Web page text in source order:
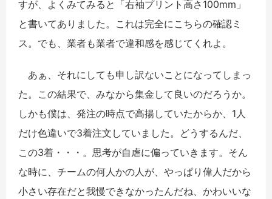
すが、よくみてみると「右袖プリント高さ100mm」
と書いてありました。これは完全にこちらの確認ミ
ス。でも、業者も業者で違和感を感じてくれよ。
あぁ、それにしても申し訳ないことになってしまっ
た。この結果で、みなから集金して良いのだろうか。
しかも僕は、発注の時点で高揚していたからか、1人
だけ色違いで3着注文していました。どうするんだ、
この3着・・・。思考が自虐に偏っていきます。そん
な時に、チームの何人かの人が、やっぱり偉人だから
小さい存在だと我慢できなかったんだね、かわいいな